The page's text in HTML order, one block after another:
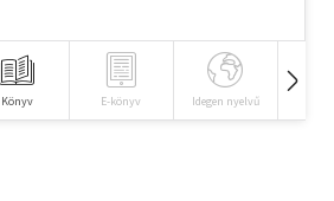
Könyv E-könyv Idegen nyelvű